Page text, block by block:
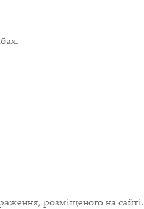
розміщеного на сайті.